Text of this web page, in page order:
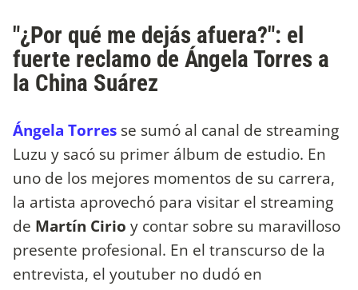
"¿Por qué me dejás afuera?": el
fuerte reclamo de Ángela Torres a
la China Suárez
Ángela Torres se sumó al canal de streaming
Luzu y sacó su primer álbum de estudio. En
uno de los mejores momentos de su carrera,
la artista aprovechó para visitar el streaming
de Martín Cirio y contar sobre su maravilloso
presente profesional. En el transcurso de la
entrevista, el youtuber no dudó en